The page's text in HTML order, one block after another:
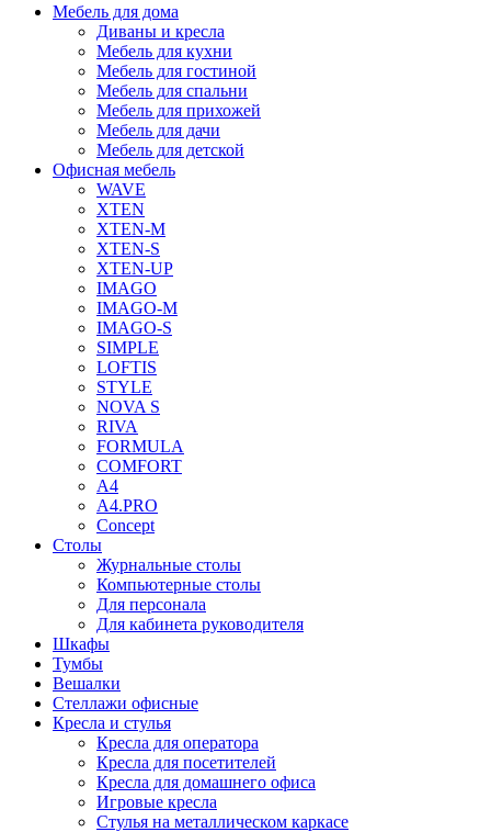
Мебель для дома
Диваны и кресла
Мебель для кухни
Мебель для гостиной
Мебель для спальни
Мебель для прихожей
Мебель для дачи
Мебель для детской
Офисная мебель
WAVE
XTEN
XTEN-M
XTEN-S
XTEN-UP
IMAGO
IMAGO-M
IMAGO-S
SIMPLE
LOFTIS
STYLE
NOVA S
RIVA
FORMULA
COMFORT
A4
A4.PRO
Concept
Столы
Журнальные столы
Компьютерные столы
Для персонала
Для кабинета руководителя
Шкафы
Тумбы
Вешалки
Стеллажи офисные
Кресла и стулья
Кресла для оператора
Кресла для посетителей
Кресла для домашнего офиса
Игровые кресла
Стулья на металлическом каркасе